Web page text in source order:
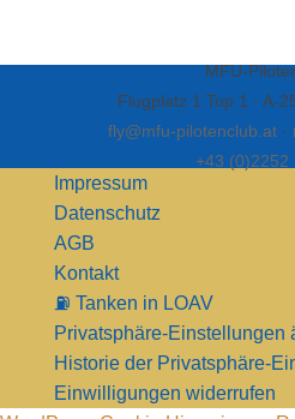
MFU-
Flugplatz 1 Top 1 · A-
fly@mfu-pilotenclub.at ·
+43 (0)2252
Impressum
Datenschutz
AGB
Kontakt
⛽ Tanken in LOAV
Privatsphäre-Einstellungen
Historie der Privatsphäre-
Einwilligungen widerrufen